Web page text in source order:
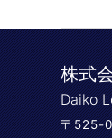
株式
Daiko
〒525-